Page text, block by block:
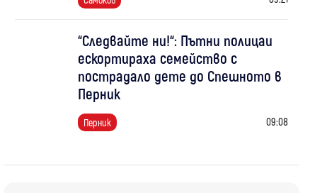
“Следвайте ни!“: Пътни полицаи
ескортираха семейство с
пострадало дете до Спешното в
Перник
Перник 09:08